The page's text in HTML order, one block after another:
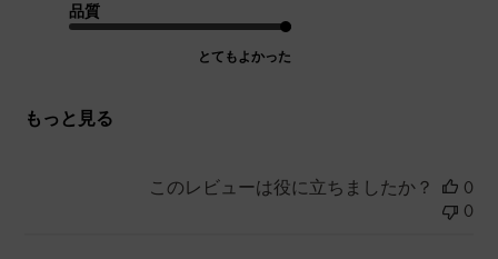
品質
とてもよかった
もっと見る
このレビューは役に立ちましたか？
0
0